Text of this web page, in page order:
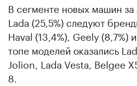
В сегменте новых машин
Lada (25,5%) следуют
Haval (13,4%), Geely (8,7%)
топе моделей оказались
Jolion, Lada Vesta, Belgee
8.